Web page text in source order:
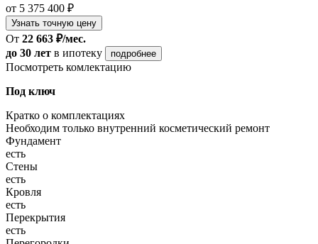
от 5 375 400 ₽
Узнать точную цену
От 22 663 ₽/мес.
до 30 лет в ипотеку подробнее
Посмотреть комлектацию
Под ключ
Кратко о комплектациях
Необходим только внутренний косметический ремонт
Фундамент
есть
Стены
есть
Кровля
есть
Перекрытия
есть